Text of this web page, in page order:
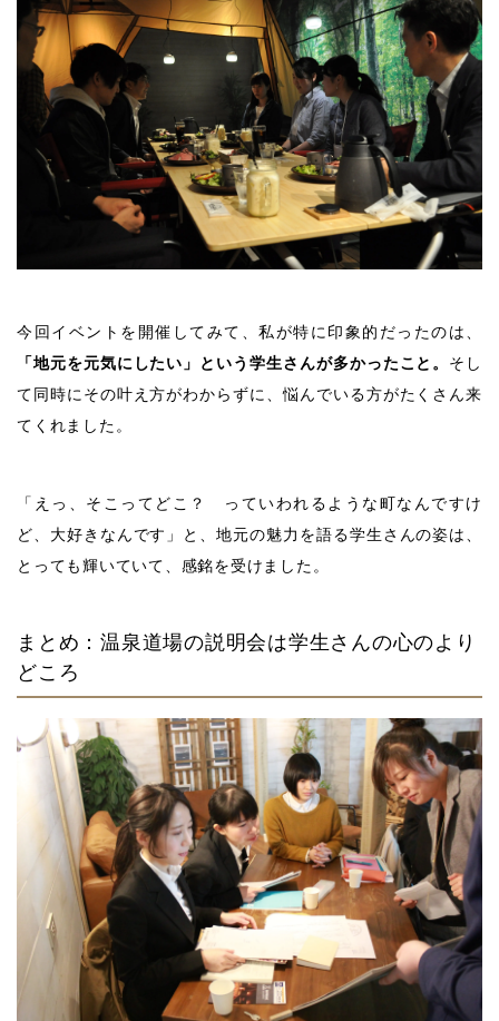
今回イベントを開催してみて、私が特に印象的だったのは、
「地元を元気にしたい」という学生さんが多かったこと。 そし
て同時にその叶え方がわからずに、悩んでいる方がたくさん来
てくれました。
「えっ、そこってどこ？ っていわれるような町なんですけ
ど、大好きなんです」と、地元の魅力を語る学生さんの姿は、
とっても輝いていて、感銘を受けました。
まとめ：温泉道場の説明会は学生さんの心のより
どころ